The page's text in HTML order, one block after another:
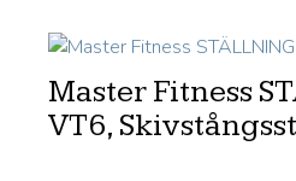
Master Fitness
VT6,